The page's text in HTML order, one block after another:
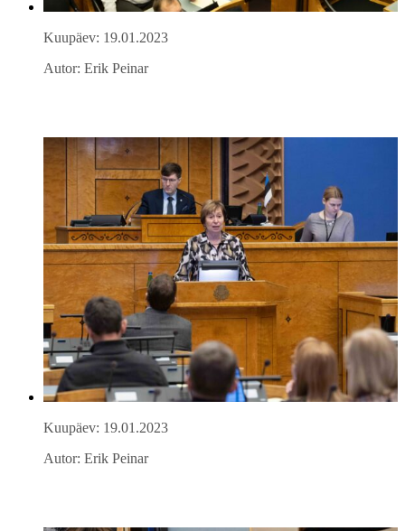
Kuupäev: 19.01.2023
Autor: Erik Peinar
Kuupäev: 19.01.2023
Autor: Erik Peinar